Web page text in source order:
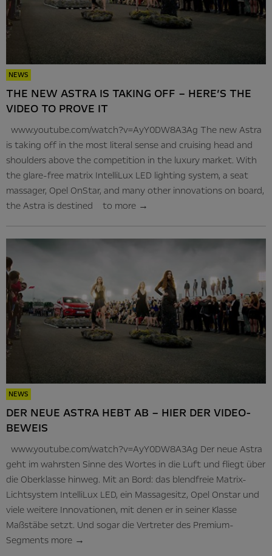
NEWS
THE NEW ASTRA IS TAKING OFF – HERE’S THE
VIDEO TO PROVE IT
www.youtube.com/watch?v=AyY0DW8A3Ag The new Astra
is taking off in the most literal sense and cruising head and
shoulders above the competition in the luxury market. With
the glare-free matrix IntelliLux LED lighting system, a seat
massager, Opel OnStar, and many other innovations on board,
the Astra is destined to more →
NEWS
DER NEUE ASTRA HEBT AB – HIER DER VIDEO-
BEWEIS
www.youtube.com/watch?v=AyY0DW8A3Ag Der neue Astra
geht im wahrsten Sinne des Wortes in die Luft und fliegt über
die Oberklasse hinweg. Mit an Bord: das blendfreie Matrix-
Lichtsystem IntelliLux LED, ein Massagesitz, Opel Onstar und
viele weitere Innovationen, mit denen er in seiner Klasse
Maßstäbe setzt. Und sogar die Vertreter des Premium-
Segments more →